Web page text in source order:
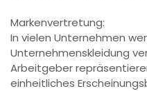
Markenvertretung:
In vielen Unternehmen
Unternehmenskleidung
Arbeitgeber
einheitliches